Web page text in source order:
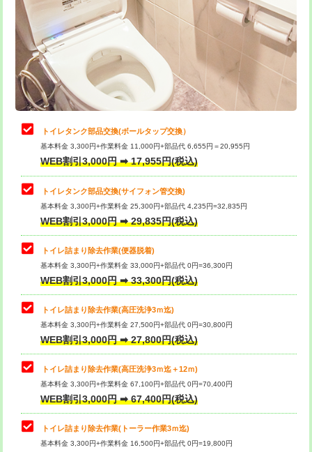
トイレタンク部品交換(ボールタップ交換）
基本料金 3,300円+作業料金 11,000円+部品代 6,655円＝20,955円
WEB割引3,000円 ➡ 17,955円(税込)
トイレタンク部品交換(サイフォン管交換)
基本料金 3,300円+作業料金 25,300円+部品代 4,235円=32,835円
WEB割引3,000円 ➡ 29,835円(税込)
トイレ詰まり除去作業(便器脱着)
基本料金 3,300円+作業料金 33,000円+部品代 0円=36,300円
WEB割引3,000円 ➡ 33,300円(税込)
トイレ詰まり除去作業(高圧洗浄3ｍ迄)
基本料金 3,300円+作業料金 27,500円+部品代 0円=30,800円
WEB割引3,000円 ➡ 27,800円(税込)
トイレ詰まり除去作業(高圧洗浄3ｍ迄＋12ｍ)
基本料金 3,300円+作業料金 67,100円+部品代 0円=70,400円
WEB割引3,000円 ➡ 67,400円(税込)
トイレ詰まり除去作業(トーラー作業3ｍ迄)
基本料金 3,300円+作業料金 16,500円+部品代 0円=19,800円